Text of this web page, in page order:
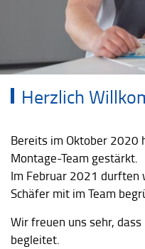
Herzlich
Bereits im Oktober 2020
Montage-Team gestärkt.
Im Februar 2021 durften
Schäfer mit im Team
Wir freuen uns sehr,
begleitet.